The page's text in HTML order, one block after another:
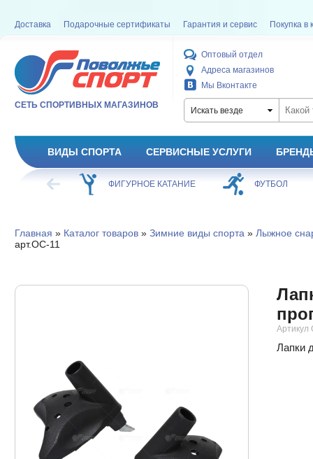
Доставка Подарочные сертификаты Гарантия и сервис Покупка в
СЕТЬ СПОРТИВНЫХ МАГАЗИНОВ
Оптовый отдел
Адреса магазинов
Мы Вконтакте
Искать везде
ВИДЫ СПОРТА СЕРВИСНЫЕ УСЛУГИ
ХОККЕЙ ФИГУРНОЕ КАТАНИЕ ФУТБОЛ
Главная » Каталог товаров» Зимние виды спорта » Лыжное
арт.ОС-11
Артикул
Лапки